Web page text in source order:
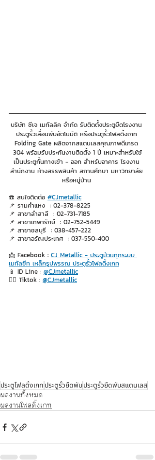
บริษัท ซีเจ เมทัลลิค จำกัด รับติดตั้งประตูยืดโรงงาน
ประตูรั้วเลื่อนพับอัตโนมัติ หรือประตูรั้วโฟลดิ้งเกท
Folding Gate ผลิตจากสแตนเลสคุณภาพดีเกรด
304 พร้อมรับประกันงานติดตั้ง 1 ปี เหมาะสำหรับใช้
เป็นประตูกั้นทางเข้า - ออก สำหรับอาคาร โรงงาน
สำนักงาน ห้างสรรพสินค้า สถานศึกษา มหาวิทยาลัย
หรือหมู่บ้าน
☎️ สนใจติดต่อ #CJmetallic
📌 รามคำแหง  : 02-378-8225
📌 สาขาลำสาลี  : 02-731-7185
📌 สาขาเทพารักษ์  : 02-752-5449
📌 สาขาชลบุรี  : 038-457-222
📌 สาขาอรัญประเทศ  : 037-550-400
📩 Facebook : CJ Metallic - ประตูม้วนทุกระบบ
เมทัลชีท เหล็กรูปพรรณ ประตูรั้วโฟลดิ้งเกท
📱 ID Line : @CJmetallic
👉🏻 Tiktok : @CJmetallic
ประตูโฟลดิ้งเกทประตูรั้วยืดพับประตูรั้วยืดพับสแตนเลส
ผลงานทั้งหมด
ผลงานโฟลดิ้งเกท